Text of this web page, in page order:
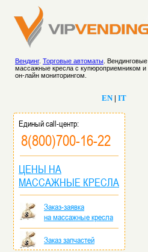
EN| IT
Вендинг. Торговые автоматы . Вендинговые
массажные кресла с купюроприемником и
он-лайн мониторингом.
Единый call-центр:
8(800)700-16-22
ЦЕНЫ НА
МАССАЖНЫЕ КРЕСЛА
Заказ-заявка
на массажные кресла
Заказ запчастей